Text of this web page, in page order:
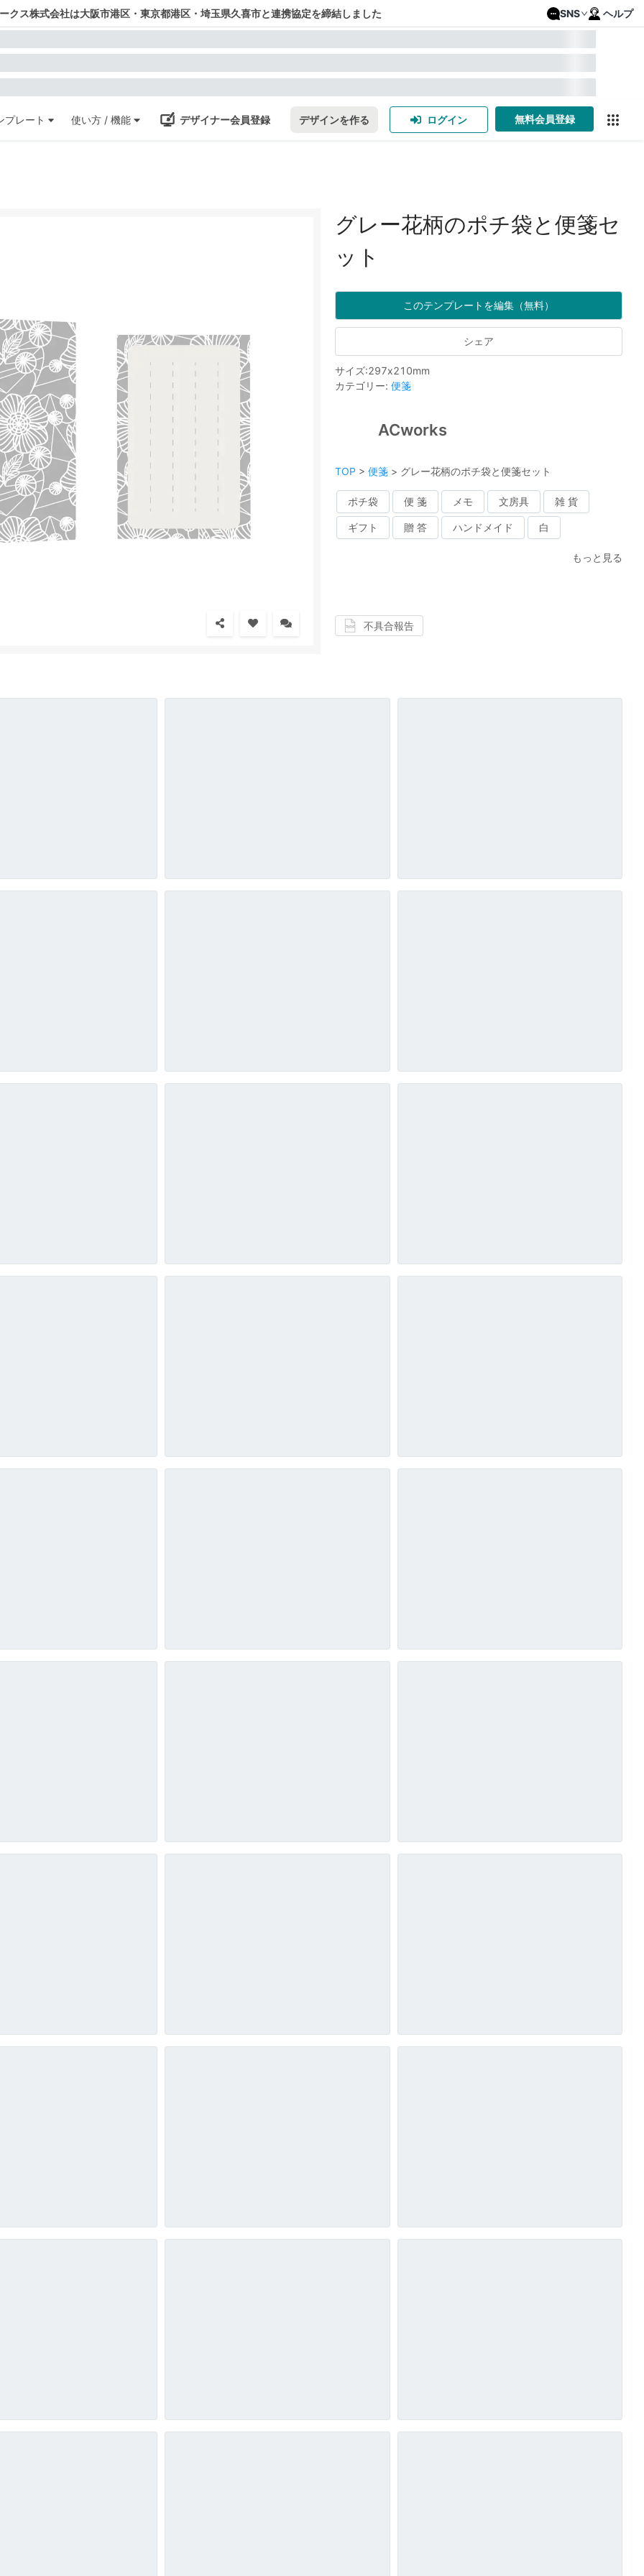
クス株式会社は大阪市港区・東京都港区・埼玉県久喜市と連携協定を締結しました SNS ヘルプ
プレート 使い方 / 機能 デザイナー会員登録 デザインを作る ログイン 無料会員登録
グレー花柄のポチ袋と便箋セ
ット
このテンプレートを編集（無料）
シェア
サイズ:297x210mm
カテゴリー: 便箋
ACworks
TOP > 便箋 > グレー花柄のポチ袋と便箋セット
ポチ袋 便 箋 メモ 文房具 雑 貨
ギフト 贈 答 ハンドメイド 白
もっと見る
不具合報告